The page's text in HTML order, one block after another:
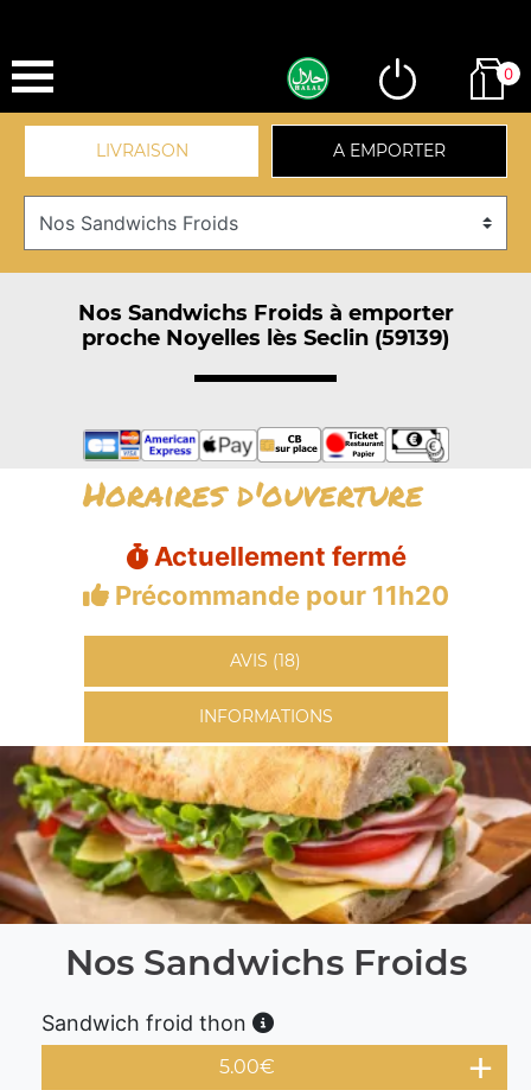
0
LIVRAISON A EMPORTER
Nos Sandwichs Froids à emporter
proche Noyelles lès Seclin (59139)
Horaires d'ouverture
Actuellement fermé
Précommande pour 11h20
AVIS (18)
INFORMATIONS
Nos Sandwichs Froids
Sandwich froid thon
5.00€